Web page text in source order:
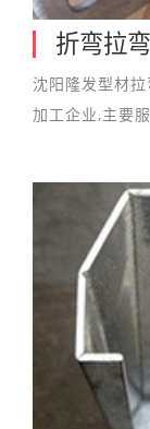
折弯拉弯
沈阳隆发型材
加工企业,主要